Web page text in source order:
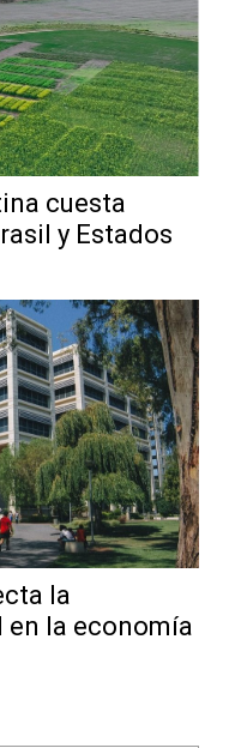
cuesta
y Estados
la
la economía